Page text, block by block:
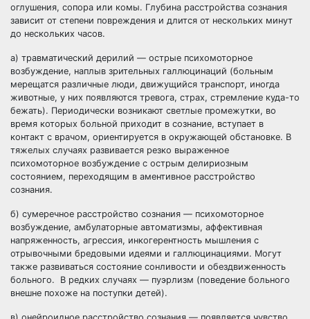
оглушения, сопора или комы. Глубина расстройства сознания
зависит от степени повреждения и длится от нескольких минут
до нескольких часов.
а) травматический дерилий — острые психомоторное
возбуждение, наплыв зрительных галлюцинаций (больным
мерещатся различные люди, движущийся транспорт, иногда
животные, у них появляются тревога, страх, стремление куда-то
бежать). Периодически возникают светлые промежутки, во
время которых больной приходит в сознание, вступает в
контакт с врачом, ориентируется в окружающей обстановке. В
тяжелых случаях развивается резко выраженное
психомоторное возбуждение с острым делириозным
состоянием, переходящим в аментивное расстройство
сознания.
б) сумеречное расстройство сознания — психомоторное
возбуждение, амбулаторные автоматизмы, аффективная
напряженность, агрессия, инкогерентность мышления с
отрывочными бредовыми идеями и галлюцинациями. Могут
также развиваться состояние сонливости и обездвиженность
больного. В редких случаях — пуэрлизм (поведение больного
внешне похоже на поступки детей).